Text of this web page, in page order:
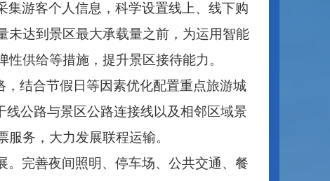
集游客个人信息，科学设置线上、线下购
未达到景区最大承载量之前，为运用智能
供给等措施，提升景区接待能力。
，结合节假日等因素优化配置重点旅游城
公路与景区公路连接线以及相邻区域景
务，大力发展联程运输。
。完善夜间照明、停车场、公共交通、餐